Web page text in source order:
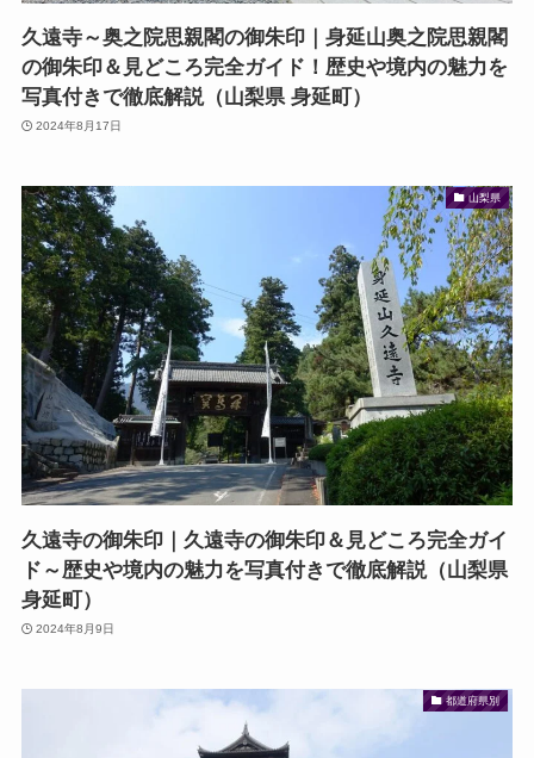
久遠寺～奥之院思親閣の御朱印｜身延山奥之院思親閣
の御朱印＆見どころ完全ガイド！歴史や境内の魅力を
写真付きで徹底解説（山梨県 身延町）
2024年8月17日
山梨県
久遠寺の御朱印｜久遠寺の御朱印＆見どころ完全ガイ
ド～歴史や境内の魅力を写真付きで徹底解説（山梨県
身延町）
2024年8月9日
都道府県別